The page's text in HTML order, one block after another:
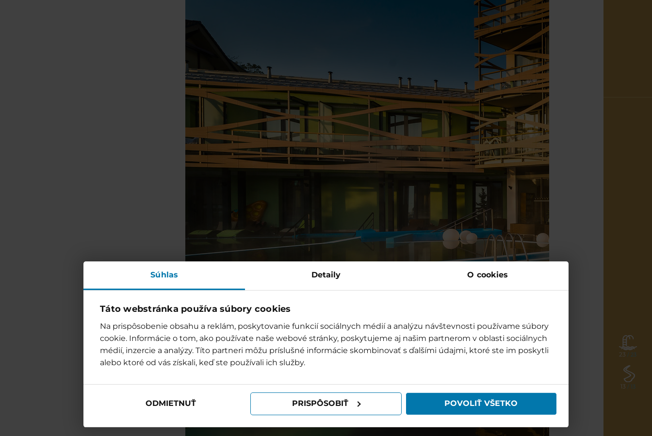
Súhlas Detaily O cookies
Táto webstránka používa súbory cookies
Na prispôsobenie obsahu a reklám, poskytovanie funkcií sociálnych médií a analýzu návštevnosti používame súbory
cookie. Informácie o tom, ako používate naše webové stránky, poskytujeme aj našim partnerom v oblasti sociálnych
médií, inzercie a analýzy. Títo partneri môžu príslušné informácie skombinovať s ďalšími údajmi, ktoré ste im poskytli
alebo ktoré od vás získali, keď ste používali ich služby.
ODMIETNUŤ PRISPÔSOBIŤ POVOLIŤ VŠETKO
23 / 23
13 / 13